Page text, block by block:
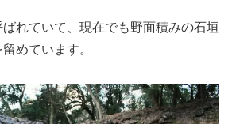
れていて、現在でも野面積みの石垣
めています。